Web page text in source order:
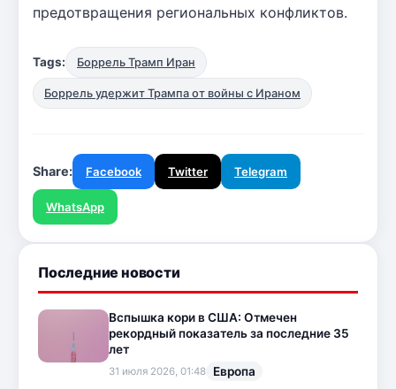
предотвращения региональных конфликтов.
Tags: Боррель Трамп Иран
Боррель удержит Трампа от войны с Ираном
Share: Facebook Twitter Telegram
WhatsApp
Последние новости
Вспышка кори в США: Отмечен
рекордный показатель за последние 35
лет
31 июля 2026, 01:48 Европа